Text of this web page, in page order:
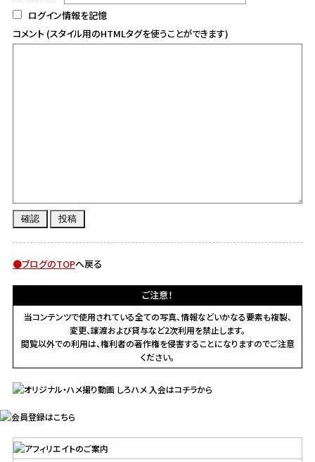
ログイン情報を記憶
コメント (スタイル用のHTMLタグを使うことができます)
●ブログのTOPへ戻る
ご注意！
当コンテンツで使用されている全ての写真、情報などいかなる要素も複製、
変更、譲渡および貸与など2次利用を禁止します。
閲覧以外での利用は、権利者の著作権を侵害することになりますのでご注意
ください。